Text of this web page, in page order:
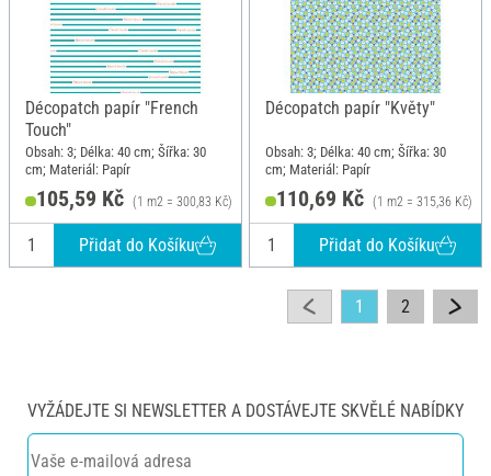
Décopatch papír "French
Touch"
Obsah: 3; Délka: 40 cm; Šířka: 30
cm; Materiál: Papír
105,59 Kč (1 m2 = 300,83 Kč)
Přidat do Košíku
Décopatch papír "Květy"
Obsah: 3; Délka: 40 cm; Šířka: 30
cm; Materiál: Papír
110,69 Kč (1 m2 = 315,36 Kč)
Přidat do Košíku
1 2
VYŽÁDEJTE SI NEWSLETTER A DOSTÁVEJTE SKVĚLÉ NABÍDKY